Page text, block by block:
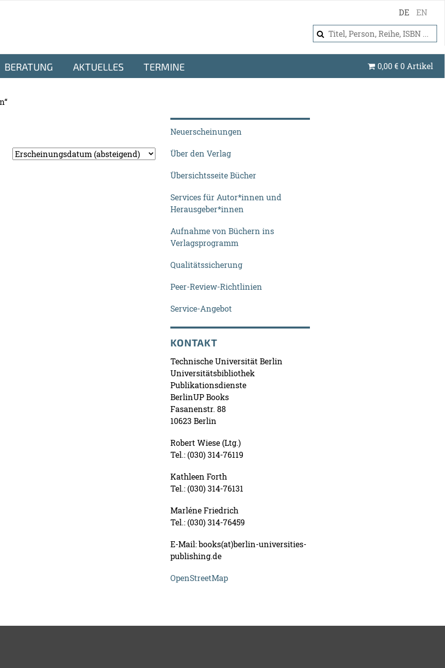
DE EN
BERATUNG AKTUELLES TERMINE 0,00€ 0 Artikel
Neuerscheinungen
Über den Verlag
Übersichtsseite Bücher
Services für Autor*innen und
Herausgeber*innen
Aufnahme von Büchern ins
Verlagsprogramm
Qualitätssicherung
Peer-Review-Richtlinien
Service-Angebot
KONTAKT
Technische Universität Berlin
Universitätsbibliothek
Publikationsdienste
BerlinUP Books
Fasanenstr. 88
10623 Berlin
Robert Wiese (Ltg.)
Tel.: (030) 314-76119
Kathleen Forth
Tel.: (030) 314-76131
Marléne Friedrich
Tel.: (030) 314-76459
E-Mail: books(at)berlin-universities-
publishing.de
OpenStreetMap